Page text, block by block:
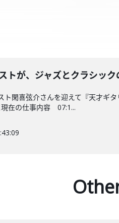
トが、ジャズとクラシッ
ト閑喜弦介さんを迎えて『天才ギ
在の仕事内容 07:1...